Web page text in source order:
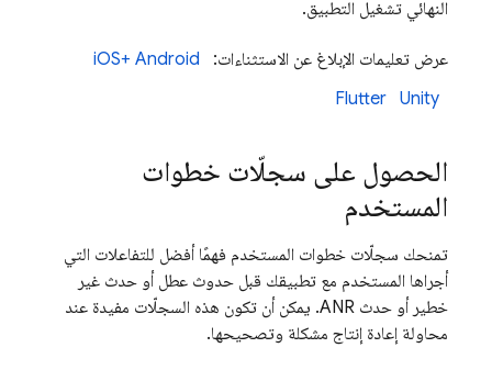
النهائي تشغيل التطبيق.
عرض تعليمات الإبلاغ عن الاستثناءات: iOS+ Android
Flutter Unity
الحصول على سجلّات خطوات
المستخدم
تمنحك سجلّات خطوات المستخدم فهمًا أفضل للتفاعلات التي
أجراها المستخدم مع تطبيقك قبل حدوث عطل أو حدث غير
خطير أو حدث ANR. يمكن أن تكون هذه السجلّات مفيدة عند
محاولة إعادة إنتاج مشكلة وتصحيحها.